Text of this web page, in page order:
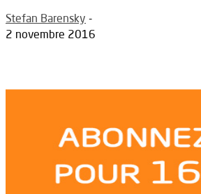
Stefan Barensky -
2 novembre 2016